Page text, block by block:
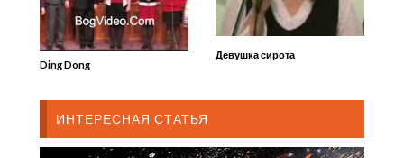
Ding Dong
Девушка сирота
ИНТЕРЕСНАЯ СТАТЬЯ